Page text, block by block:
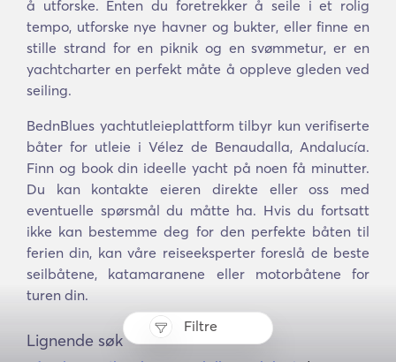
Filtre
å utforske. Enten du foretrekker å seile i et rolig
tempo, utforske nye havner og bukter, eller finne en
stille strand for en piknik og en svømmetur, er en
yachtcharter en perfekt måte å oppleve gleden ved
seiling.
BednBlues yachtutleieplattform tilbyr kun verifiserte
båter for utleie i Vélez de Benaudalla, Andalucía.
Finn og book din ideelle yacht på noen få minutter.
Du kan kontakte eieren direkte eller oss med
eventuelle spørsmål du måtte ha. Hvis du fortsatt
ikke kan bestemme deg for den perfekte båten til
ferien din, kan våre reiseeksperter foreslå de beste
seilbåtene, katamaranene eller motorbåtene for
turen din.
Lignende søk